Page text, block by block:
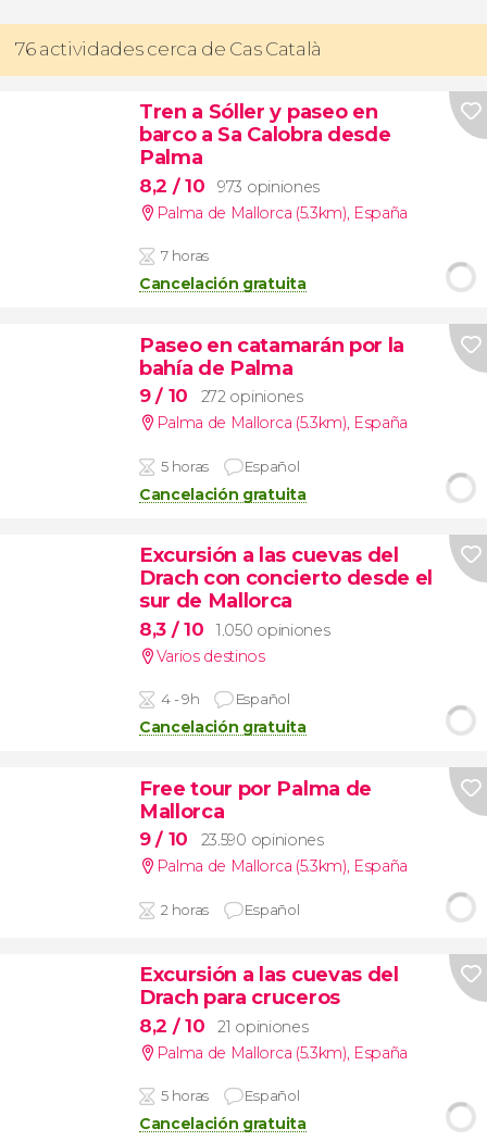
76 actividades cerca de Cas Català
Tren a Sóller y paseo en
barco a Sa Calobra desde
Palma
8,2 / 10
973 opiniones
Palma de Mallorca (5.3km) España
7 horas
Cancelación gratuita
Paseo en catamarán por la
bahía de Palma
9/ 10
272 opiniones
Palma de Mallorca (5.3km), España
5 horas Español
Cancelación gratuita
Excursión a las cuevas del
Drach con concierto desde el
sur de Mallorca
8,3 / 10
1.050 opiniones
Varios destinos
4 - 9h Español
Cancelación gratuita
Free tour por Palma de
Mallorca
9/ 10
23.590 opiniones
Palma de Mallorca (5.3km), España
2 horas Español
Excursión a las cuevas del
Drach para cruceros
8,2 / 10
21 opiniones
Palma de Mallorca (5.3km) España
5 horas Español
Cancelación gratuita